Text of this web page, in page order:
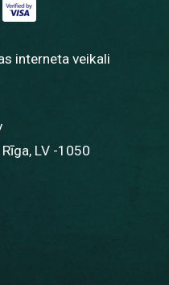
LV -1050